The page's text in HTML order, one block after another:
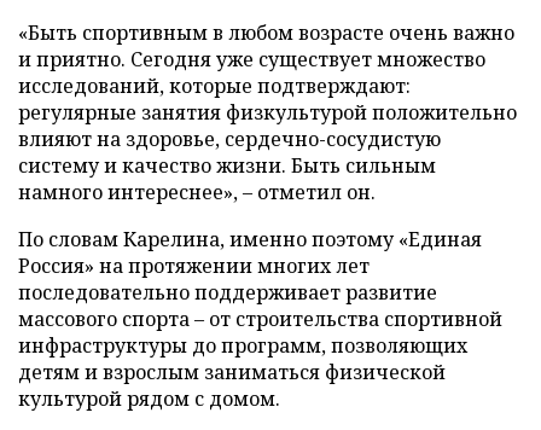
«Быть спортивным в любом возрасте очень важно
и приятно. Сегодня уже существует множество
исследований, которые подтверждают:
регулярные занятия физкультурой положительно
влияют на здоровье, сердечно-сосудистую
систему и качество жизни. Быть сильным
намного интереснее», – отметил он.
По словам Карелина, именно поэтому «Единая
Россия» на протяжении многих лет
последовательно поддерживает развитие
массового спорта – от строительства спортивной
инфраструктуры до программ, позволяющих
детям и взрослым заниматься физической
культурой рядом с домом.